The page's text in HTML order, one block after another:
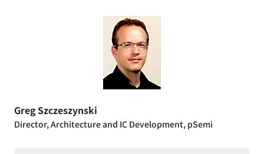
Greg Szczeszynski
Director, Architecture and IC Development, pSemi